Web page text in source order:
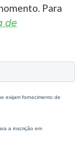
Para
de